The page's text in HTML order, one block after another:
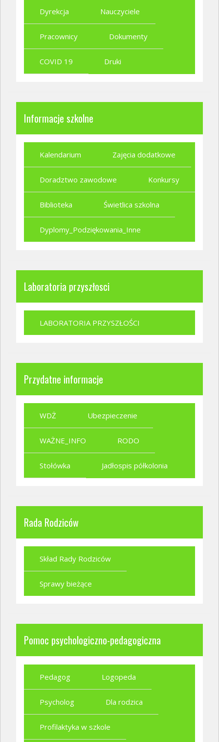
Dyrekcja Nauczyciele
Pracownicy Dokumenty
COVID 19 Druki
Informacje szkolne
Kalendarium Zajęcia dodatkowe
Doradztwo zawodowe Konkursy
Biblioteka Świetlica szkolna
Dyplomy_Podziękowania_Inne
Laboratoria przyszłosci
LABORATORIA PRZYSZŁOŚCI
Przydatne informacje
WDŻ Ubezpieczenie
WAŻNE_INFO RODO
Stołówka Jadłospis półkolonia
Rada Rodziców
Skład Rady Rodziców
Sprawy bieżące
Pomoc psychologiczno-pedagogiczna
Pedagog Logopeda
Psycholog Dla rodzica
Profilaktyka w szkole